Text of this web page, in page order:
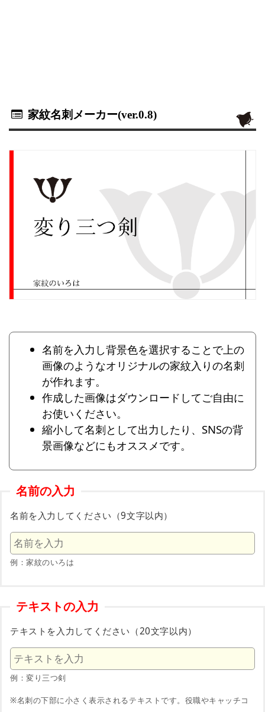
家紋名刺メーカー(ver.0.8)
名前を入力し背景色を選択することで上の
画像のようなオリジナルの家紋入りの名刺
が作れます。
作成した画像はダウンロードしてご自由に
お使いください。
縮小して名刺として出力したり、SNSの背
景画像などにもオススメです。
名前の入力
名前を入力してください（9文字以内）
例：家紋のいろは
テキストの入力
テキストを入力してください（20文字以内）
例：変り三つ剣
※名刺の下部に小さく表示されるテキストです。役職やキャッチコ